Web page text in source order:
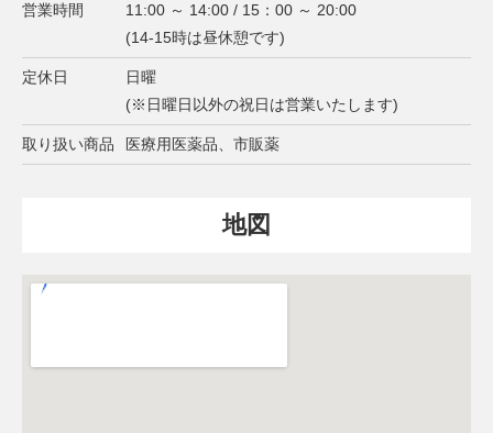
営業時間
11:00 ～ 14:00 / 15：00 ～ 20:00
(14-15時は昼休憩です)
定休日
日曜
(※日曜日以外の祝日は営業いたします)
取り扱い商品 医療用医薬品、市販薬
地図